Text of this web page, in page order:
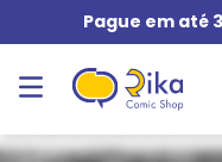
Pague em até